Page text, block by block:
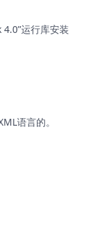
运行库安装
语言的。